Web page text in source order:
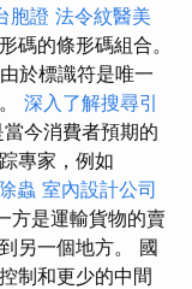
胞證 法令紋醫美
碼的條形碼組合。
由於標識符是唯一
深入了解搜尋引
今消費者預期的
專家，例如
蟲 室內設計公司
方是運輸貨物的賣
另一個地方。 國
制和更少的中間